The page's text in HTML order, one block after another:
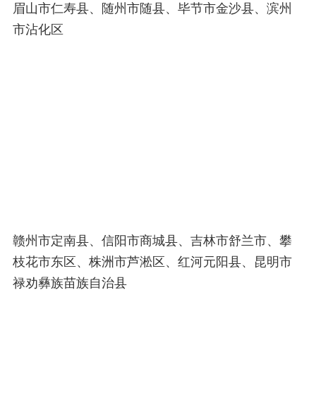
眉山市仁寿县、随州市随县、毕节市金沙县、滨州
市沾化区
赣州市定南县、信阳市商城县、吉林市舒兰市、攀
枝花市东区、株洲市芦淞区、红河元阳县、昆明市
禄劝彝族苗族自治县